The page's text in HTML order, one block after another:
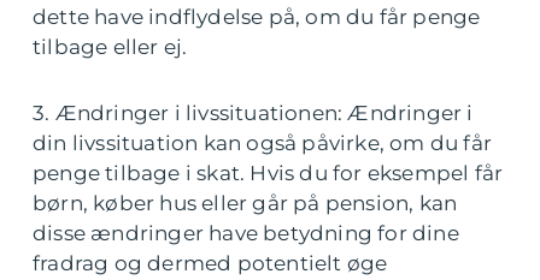
dette have indflydelse på, om du får penge
tilbage eller ej.
3. Ændringer i livssituationen: Ændringer i
din livssituation kan også påvirke, om du får
penge tilbage i skat. Hvis du for eksempel får
børn, køber hus eller går på pension, kan
disse ændringer have betydning for dine
fradrag og dermed potentielt øge